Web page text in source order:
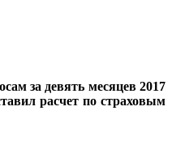
за девять месяцев 2017
расчет по страховым